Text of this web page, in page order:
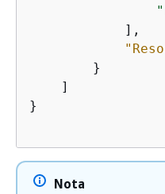
            ],
        }
    ]
}
Nota